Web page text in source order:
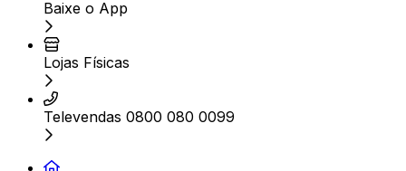
Baixe o App
Lojas Físicas
Televendas 0800 080 0099